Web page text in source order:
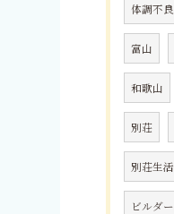
体調不良
富山
和歌山
別荘
別荘生活
ビルダー